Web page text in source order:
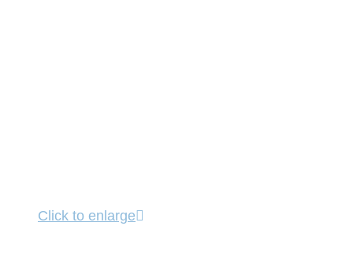
Click to enlarge